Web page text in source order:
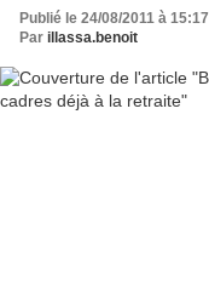
Publié le 24/08/2011 à 15:17
Par illassa.benoit